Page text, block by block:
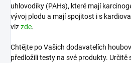
uhlovodíky (PAHs), které mají
vývoj plodu a mají spojitost i s
vizzde.
Chtějte po Vašich dodavatelích
předložili testy na své produkty. Určitě